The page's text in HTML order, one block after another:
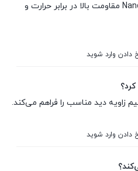
بله، آلیاژ مقاوم و چسب Nanogel Fit مقاومت بالا در برابر حرارت و
دادن وارد شوید
دادن وارد شوید